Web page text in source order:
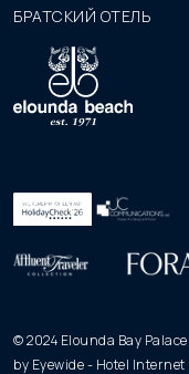
БРАТСКИЙ ОТЕЛЬ
© 2024 Elounda Bay
by Eyewide - Hotel